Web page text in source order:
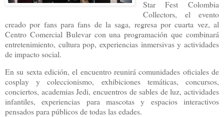
Star Fest Colombia
Collectors, el evento
creado por fans para fans de la saga, regresa por cuarta vez, al
Centro Comercial Bulevar con una programación que combinará
entretenimiento, cultura pop, experiencias inmersivas y actividades
de impacto social.
En su sexta edición, el encuentro reunirá comunidades oficiales de
cosplay y coleccionismo, exhibiciones temáticas, concursos,
conciertos, academias Jedi, encuentros de sables de luz, actividades
infantiles, experiencias para mascotas y espacios interactivos
pensados para públicos de todas las edades.